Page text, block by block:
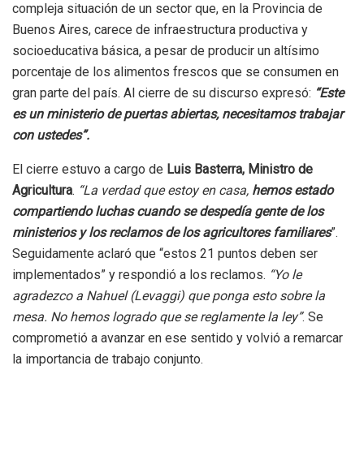
compleja situación de un sector que, en la Provincia de
Buenos Aires, carece de infraestructura productiva y
socioeducativa básica, a pesar de producir un altísimo
porcentaje de los alimentos frescos que se consumen en
gran parte del país. Al cierre de su discurso expresó: “Este
es un ministerio de puertas abiertas, necesitamos trabajar
con ustedes”.
El cierre estuvo a cargo de Luis Basterra, Ministro de
Agricultura. “La verdad que estoy en casa, hemos estado
compartiendo luchas cuando se despedía gente de los
ministerios y los reclamos de los agricultores familiares”.
Seguidamente aclaró que “estos 21 puntos deben ser
implementados” y respondió a los reclamos. “Yo le
agradezco a Nahuel (Levaggi) que ponga esto sobre la
mesa. No hemos logrado que se reglamente la ley”. Se
comprometió a avanzar en ese sentido y volvió a remarcar
la importancia de trabajo conjunto.